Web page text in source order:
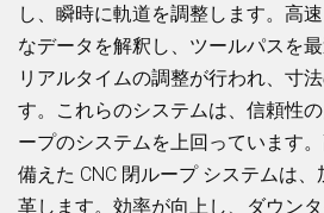
し、瞬時に軌道を調整します。高
なデータを解釈し、ツールパスを最
リアルタイムの調整が行われ、寸
す。これらのシステムは、信頼性
ープのシステムを上回っています
備えた CNC 閉ループ システムは
革します。効率が向上し、ダウン